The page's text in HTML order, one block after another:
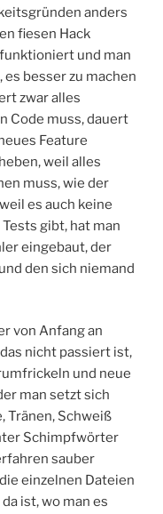
anders
fiesen Hack
und man
besser zu machen
zwar alles
Code muss, dauert
Feature
weil alles
muss, wie der
es auch keine
gibt, hat man
eingebaut, der
den sich niemand
von Anfang an
nicht passiert ist,
und neue
man setzt sich
Tränen, Schweiß
Schimpfwörter
sauber
einzelnen Dateien
ist, wo man es